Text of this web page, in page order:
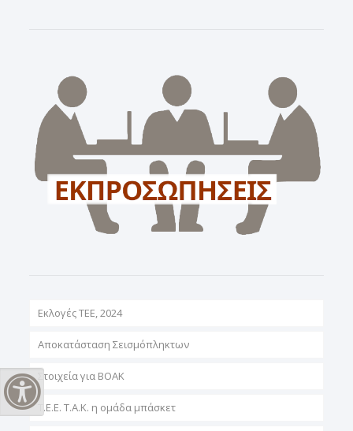
Εναλλαγή Υψηλής Αντίθεσης
Εκλογές ΤΕΕ, 2024
Αποκατάσταση Σεισμόπληκτων
Στοιχεία για ΒΟΑΚ
T.E.E. T.A.K. η ομάδα μπάσκετ